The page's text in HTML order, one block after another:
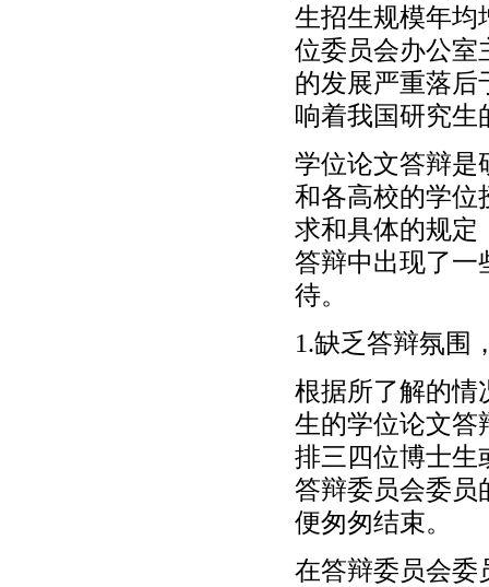
生招生规模年均
位委员会办公室
的发展严重落后
响着我国研究生
学位论文答辩是
和各高校的学位
求和具体的规定
答辩中出现了一
待。
1.缺乏答辩氛围
根据所了解的情
生的学位论文答
排三四位博士生
答辩委员会委员
便匆匆结束。
在答辩委员会委